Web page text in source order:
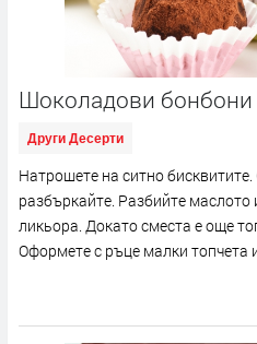
Шоколадови
Други Десерти
Натрошете на ситно
разбъркайте. Разбийте маслото
ликьора. Докато сместа е още
Оформете с ръце малки топчета